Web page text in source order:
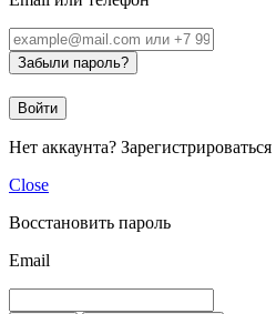
Забыли пароль?
Войти
Нет аккаунта? Зарегистрироваться
Close
Восстановить пароль
Email